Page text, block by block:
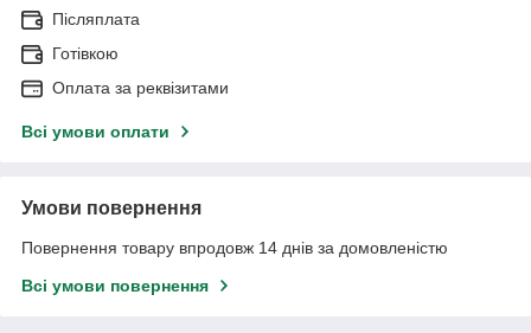
Післяплата
Готівкою
Оплата за реквізитами
Всі умови оплати
Умови повернення
Повернення товару впродовж 14 днів за домовленістю
Всі умови повернення